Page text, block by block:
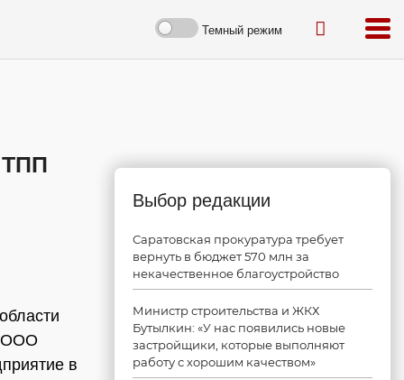
Темный режим
ТПП
ООО
в
Выбор редакции
Саратовская прокуратура требует
вернуть в бюджет 570 млн за
некачественное благоустройство
Министр строительства и ЖКХ
Бутылкин: «У нас появились новые
застройщики, которые выполняют
работу с хорошим качеством»